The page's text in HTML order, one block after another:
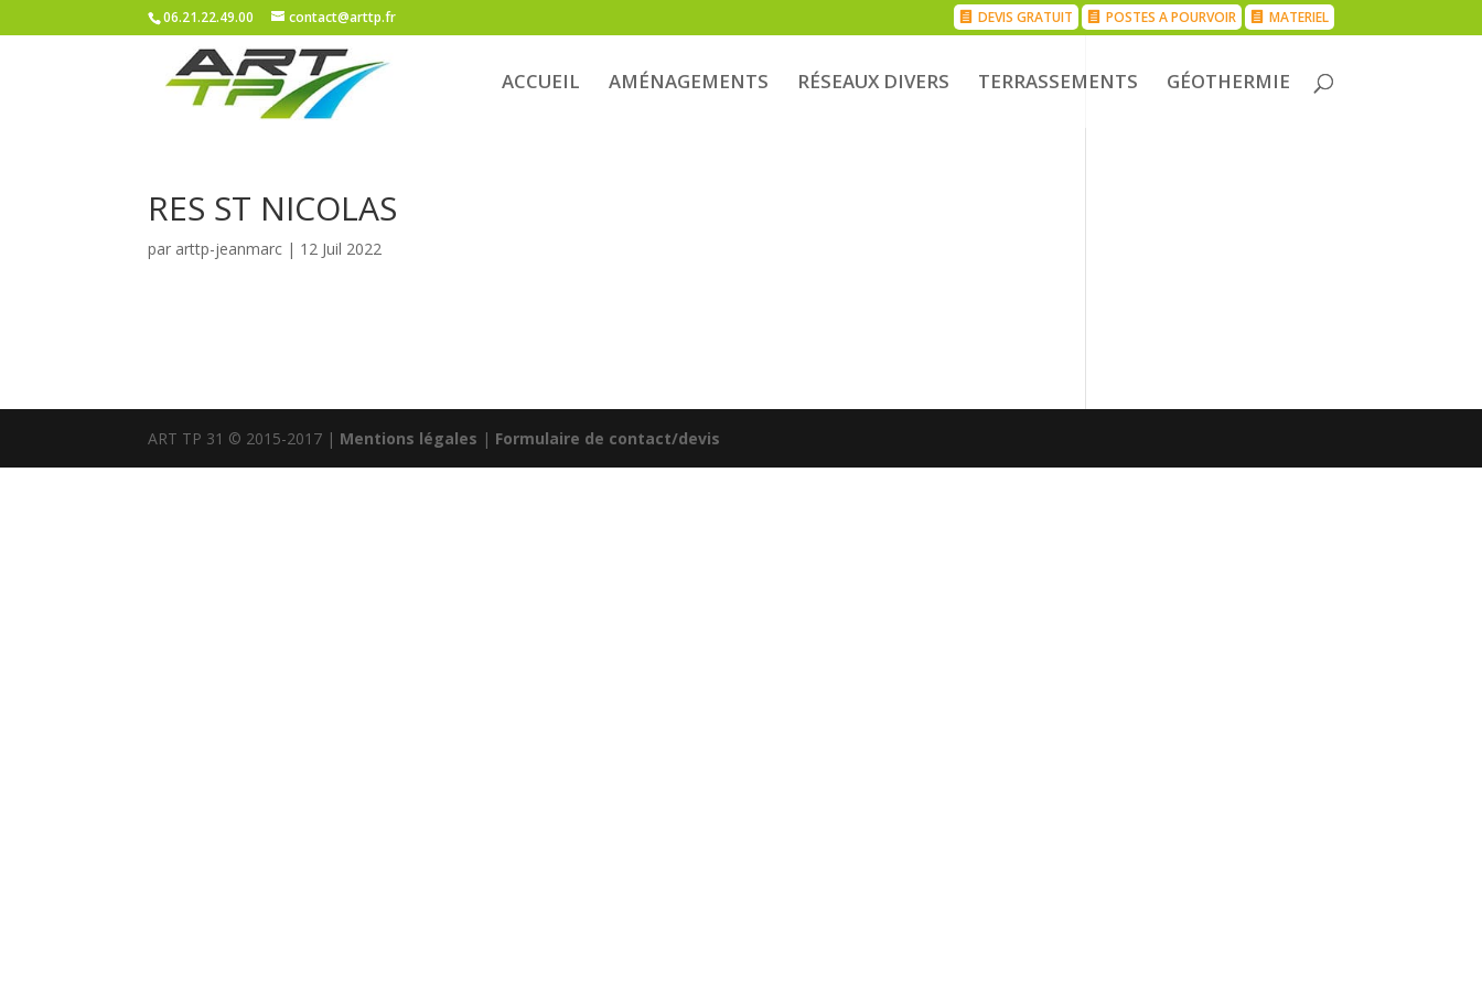
06.21.22.49.00 contact@arttp.fr DEVIS GRATUIT POSTES A POURVOIR MATERIEL
ACCUEIL AMÉNAGEMENTS RÉSEAUX DIVERS TERRASSEMENTS GÉOTHERMIE
RES ST NICOLAS
par arttp-jeanmarc | 12 Juil 2022
ART TP 31 © 2015-2017 | Mentions légales | Formulaire de contact/devis